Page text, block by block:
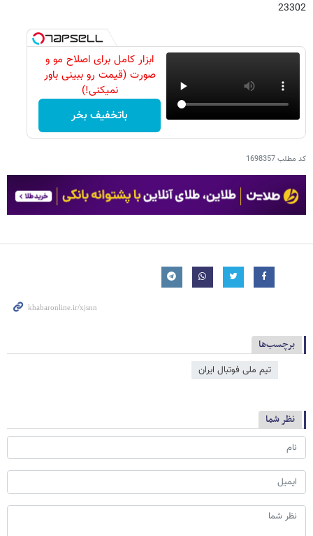
23302
ابزار کامل برای اصلاح مو و
صورت (قیمت رو ببینی باور
نمیکنی!)
باتخفیف بخر
کد مطلب1698357
برچسب‌ها
تیم ملی فوتبال ایران
نظر شما